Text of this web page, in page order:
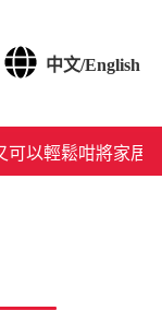
中文/English
鬆咁將家居雜物